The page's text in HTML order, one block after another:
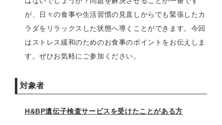
が、日々の食事や生活習慣の見直しからでも緊張したカ
ラダをリラックスした状態へ導くことができます。今回
はストレス緩和のためのお食事のポイントをお伝えしま
す。ぜひお気軽にご参加ください。
対象者
H&BP遺伝子検査サービスを受けたことがある方